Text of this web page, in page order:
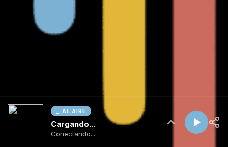
AL AIRE
Cargando...
Conectando...